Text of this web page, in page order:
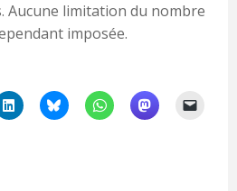
Aucune limitation du nombre
imposée.